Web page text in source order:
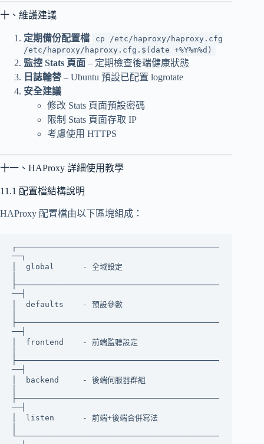
十、維護建議
定期備份配置檔
cp /etc/haproxy/haproxy.cfg
/etc/haproxy/haproxy.cfg.$(date +%Y%m%d)
監控 Stats 頁面 – 定期檢查後端健康狀態
日誌輪替 – Ubuntu 預設已配置 logrotate
安全建議
修改 Stats 頁面預設密碼
限制 Stats 頁面存取 IP
考慮使用 HTTPS
十一、HAProxy 詳細使用教學
11.1 配置檔結構說明
HAProxy 配置檔由以下區塊組成：
┌───────────────────────────────────────────
──┐
│  global      - 全域設定
├───────────────────────────────────────────
──┤
│  defaults    - 預設參數
├───────────────────────────────────────────
──┤
│  frontend    - 前端監聽設定
├───────────────────────────────────────────
──┤
│  backend     - 後端伺服器群組
├───────────────────────────────────────────
──┤
│  listen      - 前端+後端合併寫法
└───────────────────────────────────────────